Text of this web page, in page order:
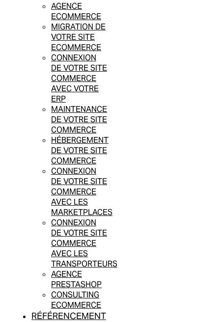
AGENCE
ECOMMERCE
MIGRATION DE
VOTRE SITE
ECOMMERCE
CONNEXION
DE VOTRE SITE
COMMERCE
AVEC VOTRE
ERP
MAINTENANCE
DE VOTRE SITE
COMMERCE
HÉBERGEMENT
DE VOTRE SITE
COMMERCE
CONNEXION
DE VOTRE SITE
COMMERCE
AVEC LES
MARKETPLACES
CONNEXION
DE VOTRE SITE
COMMERCE
AVEC LES
TRANSPORTEURS
AGENCE
PRESTASHOP
CONSULTING
ECOMMERCE
RÉFÉRENCEMENT